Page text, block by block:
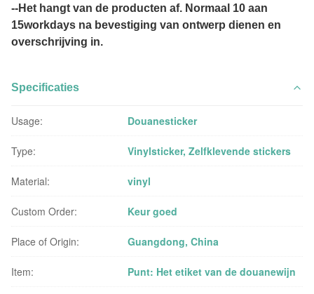
--Het hangt van de producten af. Normaal 10 aan
15workdays na bevestiging van ontwerp dienen en
overschrijving in.
Specificaties
Usage: Douanesticker
Type: Vinylsticker, Zelfklevende stickers
Material: vinyl
Custom Order: Keur goed
Place of Origin: Guangdong, China
Item: Punt: Het etiket van de douanewijn